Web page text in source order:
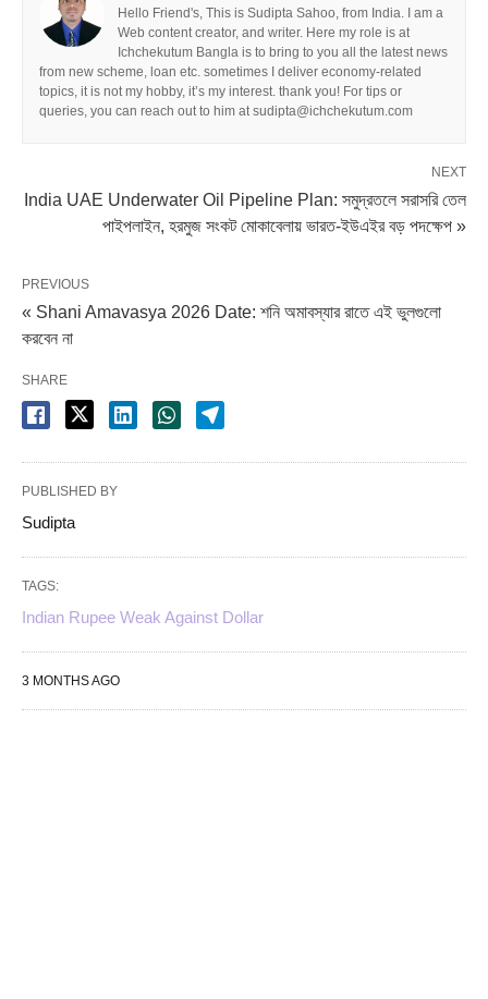
Hello Friend's, This is Sudipta Sahoo, from India. I am a
Web content creator, and writer. Here my role is at
Ichchekutum Bangla is to bring to you all the latest news
from new scheme, loan etc. sometimes I deliver economy-related
topics, it is not my hobby, it’s my interest. thank you! For tips or
queries, you can reach out to him at sudipta@ichchekutum.com
NEXT
India UAE Underwater Oil Pipeline Plan: সমুদ্রতলে সরাসরি তেল
পাইপলাইন, হরমুজ সংকট মোকাবেলায় ভারত-ইউএইর বড় পদক্ষেপ »
PREVIOUS
« Shani Amavasya 2026 Date: শনি অমাবস্যার রাতে এই ভুলগুলো
করবেন না
SHARE
PUBLISHED BY
Sudipta
TAGS:
Indian Rupee Weak Against Dollar
3 MONTHS AGO